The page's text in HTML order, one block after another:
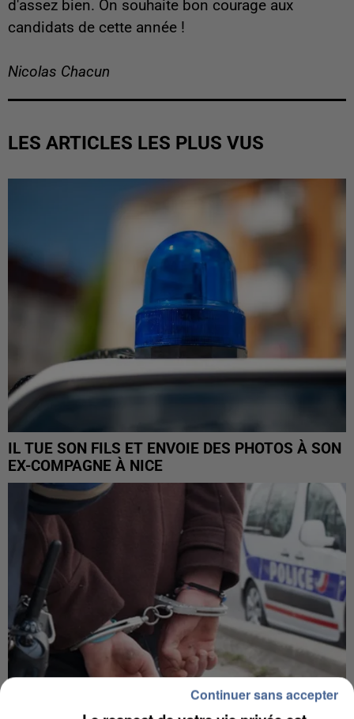
d'assez bien. On souhaite bon courage aux
candidats de cette année !
Nicolas Chacun
LES ARTICLES LES PLUS VUS
IL TUE SON FILS ET ENVOIE DES PHOTOS À SON
EX-COMPAGNE À NICE
Continuer sans accepter